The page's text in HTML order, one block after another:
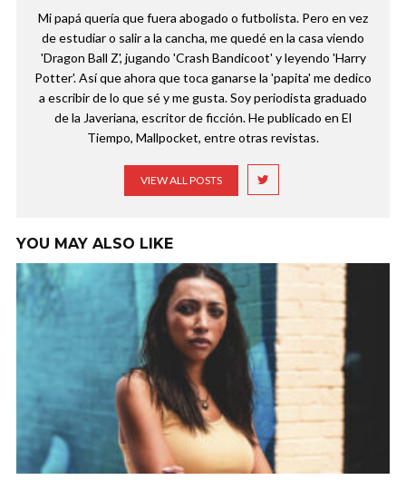
Mi papá quería que fuera abogado o futbolista. Pero en vez
de estudiar o salir a la cancha, me quedé en la casa viendo
'Dragon Ball Z', jugando 'Crash Bandicoot' y leyendo 'Harry
Potter'. Así que ahora que toca ganarse la 'papita' me dedico
a escribir de lo que sé y me gusta. Soy periodista graduado
de la Javeriana, escritor de ficción. He publicado en El
Tiempo, Mallpocket, entre otras revistas.
VIEW ALL POSTS
YOU MAY ALSO LIKE